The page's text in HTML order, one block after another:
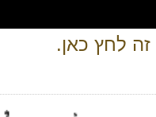
זה לחץ כאן.